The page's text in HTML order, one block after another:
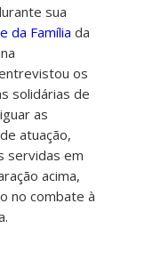
sua
da Família da
os
solidárias de
as
atuação,
servidas em
acima,
no combate à